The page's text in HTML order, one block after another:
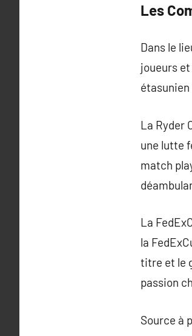
Les
Dans le
joueurs
La Ryder
une lutte
match
La
la
titre et le
passion
Source à